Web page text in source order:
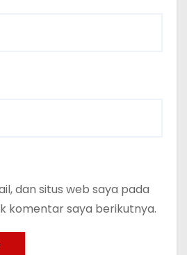
dan situs web saya pada
komentar saya berikutnya.